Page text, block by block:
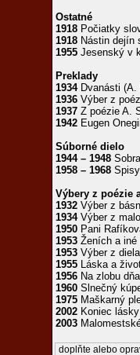
Ostatné
1918 Počiatky
1918 Nástin dejín
1955 Jesenský v
Preklady
1934Dvanásti (A.
1936 Výber z
1937 Z poézie A.
1942 Eugen
Súborné dielo
1944 – 1948
1958 – 1968
Výbery z poézie
1932 Výber z
1934Výber z
1950 Pani
1953 Ženích a iné
1953 Výber z diela
1955 Láska a
1956 Na zlobu dňa
1960 Slnečný
1975 Maškarný
2002 Koniec lásky
2003
doplňte alebo